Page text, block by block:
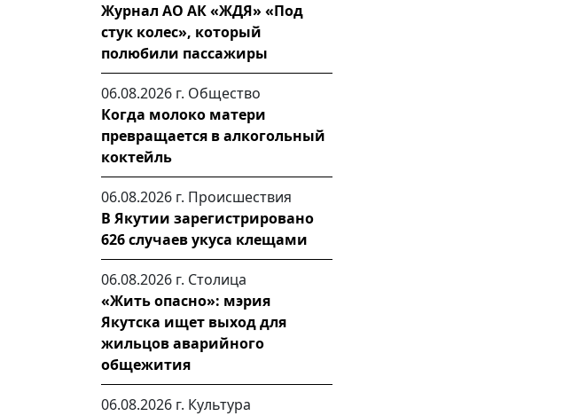
Журнал АО АК «ЖДЯ» «Под
стук колес», который
полюбили пассажиры
06.08.2026 г. Общество
Когда молоко матери
превращается в алкогольный
коктейль
06.08.2026 г. Происшествия
В Якутии зарегистрировано
626 случаев укуса клещами
06.08.2026 г. Столица
«Жить опасно»: мэрия
Якутска ищет выход для
жильцов аварийного
общежития
06.08.2026 г. Культура